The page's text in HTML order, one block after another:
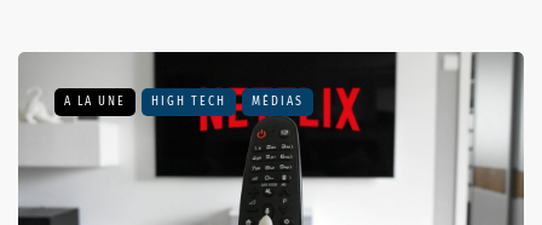
A LA UNE HIGH TECH MÉDIAS